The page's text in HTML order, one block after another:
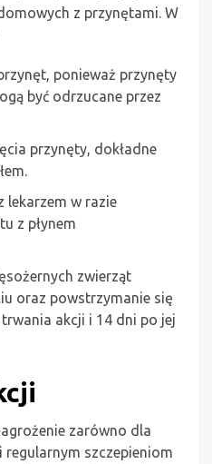
z przynętami. W
ponieważ przynęty
być odrzucane przez
przynęty, dokładne
lekarzem w razie
z płynem
zwierząt
oraz powstrzymanie się
akcji i 14 dni po jej
zarówno dla
regularnym szczepieniom